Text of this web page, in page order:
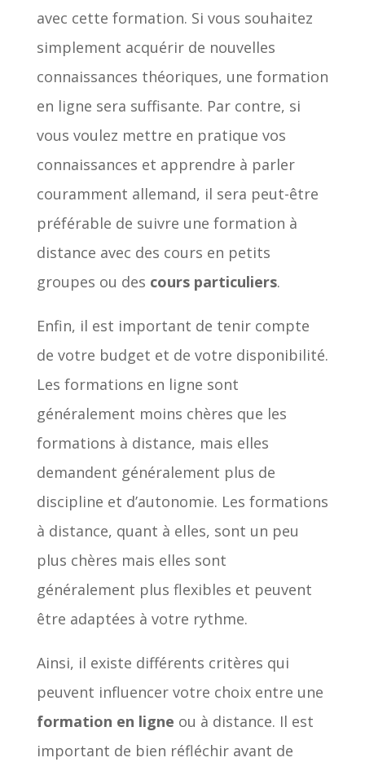
avec cette formation. Si vous souhaitez
simplement acquérir de nouvelles
connaissances théoriques, une formation
en ligne sera suffisante. Par contre, si
vous voulez mettre en pratique vos
connaissances et apprendre à parler
couramment allemand, il sera peut-être
préférable de suivre une formation à
distance avec des cours en petits
groupes ou des cours particuliers.
Enfin, il est important de tenir compte
de votre budget et de votre disponibilité.
Les formations en ligne sont
généralement moins chères que les
formations à distance, mais elles
demandent généralement plus de
discipline et d’autonomie. Les formations
à distance, quant à elles, sont un peu
plus chères mais elles sont
généralement plus flexibles et peuvent
être adaptées à votre rythme.
Ainsi, il existe différents critères qui
peuvent influencer votre choix entre une
formation en ligne ou à distance. Il est
important de bien réfléchir avant de